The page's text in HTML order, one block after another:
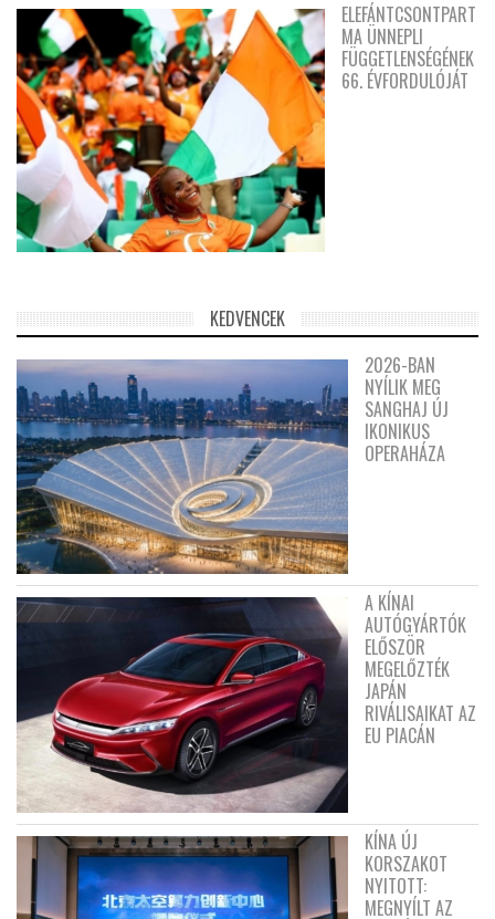
ELEFÁNTCSONTPART
MA ÜNNEPLI
FÜGGETLENSÉGÉNEK
66. ÉVFORDULÓJÁT
KEDVENCEK
2026-BAN
NYÍLIK MEG
SANGHAJ ÚJ
IKONIKUS
OPERAHÁZA
A KÍNAI
AUTÓGYÁRTÓK
ELŐSZÖR
MEGELŐZTÉK
JAPÁN
RIVÁLISAIKAT AZ
EU PIACÁN
KÍNA ÚJ
KORSZAKOT
NYITOTT:
MEGNYÍLT AZ